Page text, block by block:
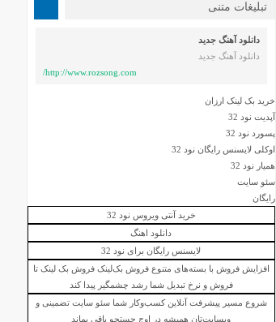
تبلیغات متنی
دانلود آهنگ جدید
دانلود آهنگ جدید
http://www.rozsong.com/
خرید بک لینک ارزان
آپدیت نود 32
پسورد نود 32
اوکلی لایسنس رایگان نود 32
همیار نود 32
سئو سایت
رایگان
خرید آنتی ویروس نود 32
دانلود اهنگ
لایسنس رایگان برای نود 32
افزایش فروش با بسته‌های متنوع فروش بک‌لینکفروش بک لینک تا
فروش و نرخ تبدیل شما رشد چشمگیر پیدا کند
شروع مسیر پیشرفت آنلاین کسب‌وکار شماسئو سایت تضمینی و
وبسایت‌تان همیشه در اوج جستجو باقی بماند